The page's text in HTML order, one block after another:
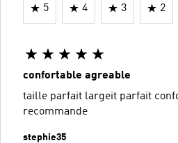
5 4 3 2
confortable agreable
taille parfait largeit parfait
recommande
stephie35